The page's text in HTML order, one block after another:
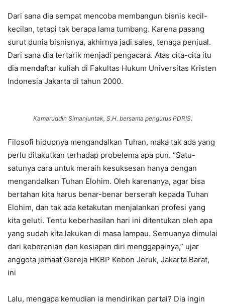
Dari sana dia sempat mencoba membangun bisnis kecil-
kecilan, tetapi tak berapa lama tumbang. Karena pasang
surut dunia bisnisnya, akhirnya jadi sales, tenaga penjual.
Dari sana dia tertarik menjadi pengacara. Atas cita-cita itu
dia mendaftar kuliah di Fakultas Hukum Universitas Kristen
Indonesia Jakarta di tahun 2000.
Kamaruddin Simanjuntak, S.H. bersama pengurus PDRIS.
Filosofi hidupnya mengandalkan Tuhan, maka tak ada yang
perlu ditakutkan terhadap probelema apa pun. “Satu-
satunya cara untuk meraih kesuksesan hanya dengan
mengandalkan Tuhan Elohim. Oleh karenanya, agar bisa
bertahan kita harus benar-benar berserah kepada Tuhan
Elohim, dan tak ada ketakutan menjalankan profesi yang
kita geluti. Tentu keberhasilan hari ini ditentukan oleh apa
yang sudah kita lakukan di masa lampau. Semuanya dimulai
dari keberanian dan kesiapan diri menggapainya,” ujar
anggota jemaat Gereja HKBP Kebon Jeruk, Jakarta Barat,
ini
Lalu, mengapa kemudian ia mendirikan partai? Dia ingin